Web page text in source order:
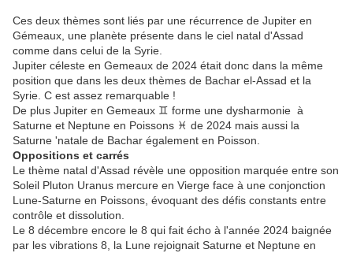
Ces deux thèmes sont liés par une récurrence de Jupiter en
Gémeaux, une planète présente dans le ciel natal d'Assad
comme dans celui de la Syrie.
Jupiter céleste en Gemeaux de 2024 était donc dans la même
position que dans les deux thèmes de Bachar el-Assad et la
Syrie. C est assez remarquable !
De plus Jupiter en Gemeaux ♊ forme une dysharmonie à
Saturne et Neptune en Poissons ♓ de 2024 mais aussi la
Saturne 'natale de Bachar également en Poisson.
Oppositions et carrés
Le thème natal d'Assad révèle une opposition marquée entre son
Soleil Pluton Uranus mercure en Vierge face à une conjonction
Lune-Saturne en Poissons, évoquant des défis constants entre
contrôle et dissolution.
Le 8 décembre encore le 8 qui fait écho à l'année 2024 baignée
par les vibrations 8, la Lune rejoignait Saturne et Neptune en